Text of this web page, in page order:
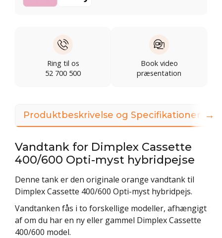
Ring til os
52 700 500
Book video
præsentation
Produktbeskrivelse og Specifikationer
Vandtank for Dimplex Cassette
400/600 Opti-myst hybridpejse
Denne tank er den originale orange vandtank til
Dimplex Cassette 400/600 Opti-myst hybridpejs.
Vandtanken fås i to forskellige modeller, afhængigt
af om du har en ny eller gammel Dimplex Cassette
400/600 model.
→